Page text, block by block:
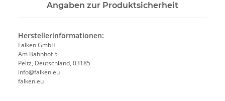
Angaben zur Produktsicherheit
Herstellerinformationen:
Falken GmbH
Am Bahnhof 5
Peitz, Deutschland, 03185
info@falken.eu
falken.eu